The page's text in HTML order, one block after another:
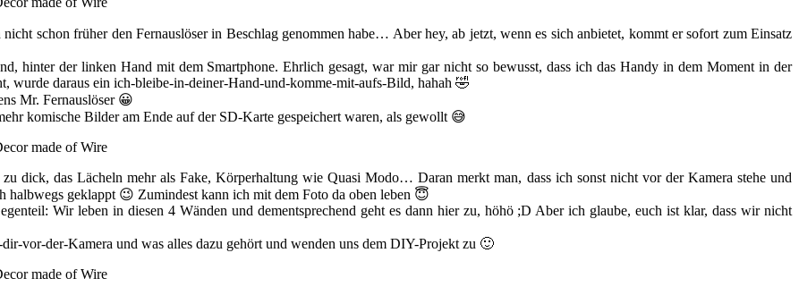
schon früher den Fernauslöser in Beschlag genommen habe… Aber hey, ab jetzt, wenn es sich anbietet, kommt er sofort zum Einsatz
hinter der linken Hand mit dem Smartphone. Ehrlich gesagt, war mir gar nicht so bewusst, dass ich das Handy in dem Moment in der
wurde daraus ein ich-bleibe-in-deiner-Hand-und-komme-mit-aufs-Bild, hahah 🤣
Mr. Fernauslöser 😀
komische Bilder am Ende auf der SD-Karte gespeichert waren, als gewollt 😅
dick, das Lächeln mehr als Fake, Körperhaltung wie Quasi Modo… Daran merkt man, dass ich sonst nicht vor der Kamera stehe und
halbwegs geklappt 😉 Zumindest kann ich mit dem Foto da oben leben 😇
Wir leben in diesen 4 Wänden und dementsprechend geht es dann hier zu, höhö ;D Aber ich glaube, euch ist klar, dass wir nicht
vor-der-Kamera und was alles dazu gehört und wenden uns dem DIY-Projekt zu 🙂